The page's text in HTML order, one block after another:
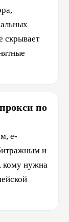
скрывает
по
e-
и
кому нужна